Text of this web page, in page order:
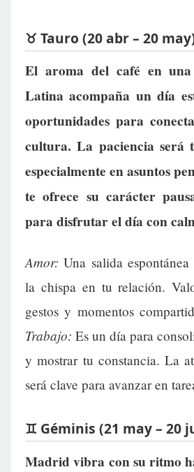
♉ Tauro (20 abr – 20
El aroma del café en
Latina acompaña un día
oportunidades para
cultura. La paciencia será
especialmente en asuntos
te ofrece su carácter
para disfrutar el día con
Amor: Una salida
la chispa en tu relación.
gestos y momentos
Trabajo: Es un día para
y mostrar tu constancia. La
será clave para avanzar en
♊ Géminis (21 may – 20
Madrid vibra con su ritmo